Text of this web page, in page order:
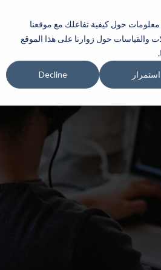
حول كيفية تفاعلك مع موقعنا
والقياسات حول زوارنا على هذا الموقع
استمرار Decline
إلى
المحتوى
الرئيسي
عملاؤنا أفكار